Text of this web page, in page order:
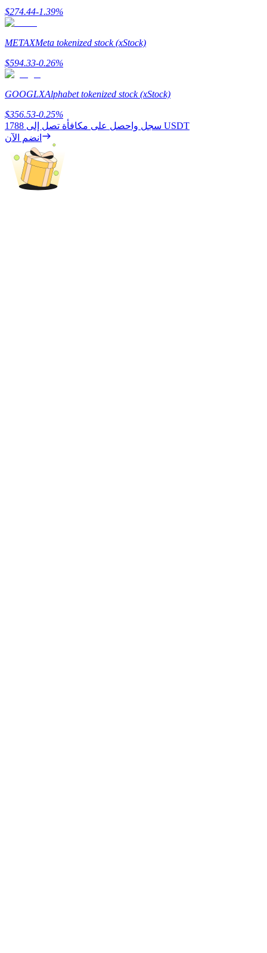
BTC Welcome Rewards
Deposit & Trade BTC to Share 25000 USDT prize pool!
Deposit CASHCAT & Win
Share 500000 CASHCAT prize pool
$274.44-1.39%
METAXMeta tokenized stock (xStock)
$594.33-0.26%
GOOGLXAlphabet tokenized stock (xStock)
$356.53-0.25%
سجل واحصل على مكافأة تصل إلى 1788 USDT
انضم الآن